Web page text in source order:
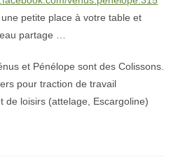
petite place à votre table et
partage …
et Pénélope sont des Colissons.
pour traction de travail
de loisirs (attelage, Escargoline)